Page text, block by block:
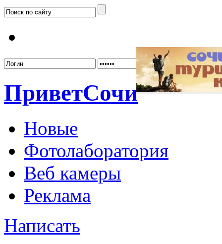
ПриветСочи
Новые
Фотолаборатория
Веб камеры
Реклама
Написать